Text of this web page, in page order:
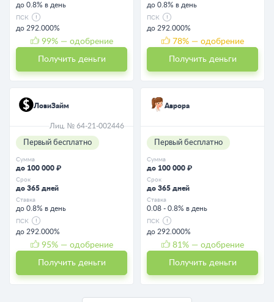
до 0.8% в день
ПСК
до 292.000%
99% — одобрение
Получить деньги
до 0.8% в день
ПСК
до 292.000%
78% — одобрение
Получить деньги
ЛовиЗайм
Лиц. № 64-21-002446
Первый бесплатно
Сумма
до 100 000 ₽
Срок
до 365 дней
Ставка
до 0.8% в день
ПСК
до 292.000%
95% — одобрение
Получить деньги
Аврора
Первый бесплатно
Сумма
до 100 000 ₽
Срок
до 365 дней
Ставка
0.08 - 0.8% в день
ПСК
до 292.000%
81 % — одобрение
Получить деньги